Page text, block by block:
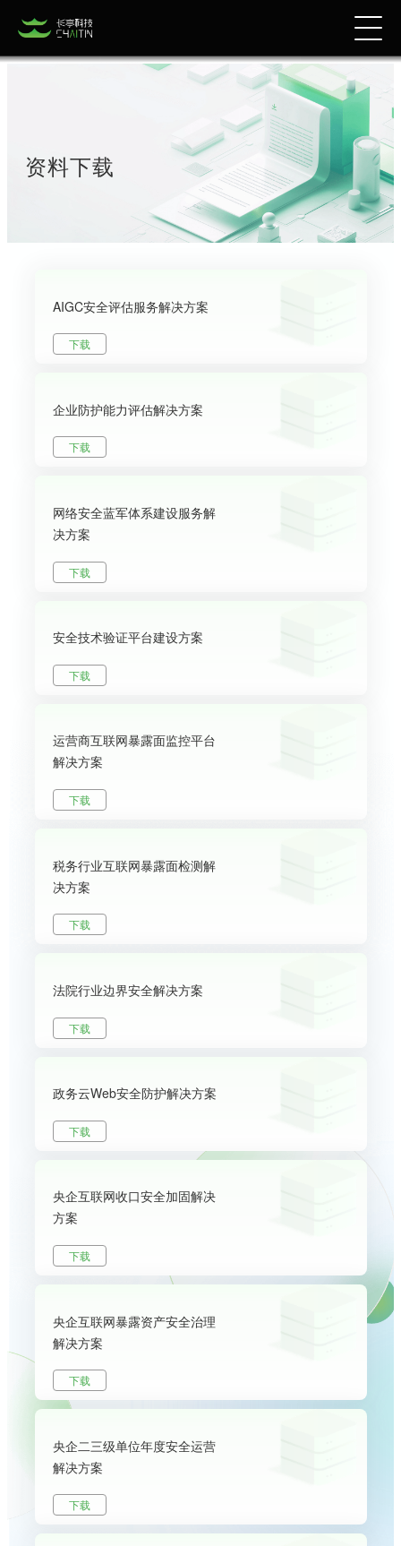
资料下载
AIGC安全评估服务解决方案
下载
企业防护能力评估解决方案
下载
网络安全蓝军体系建设服务解
决方案
下载
安全技术验证平台建设方案
下载
运营商互联网暴露面监控平台
解决方案
下载
税务行业互联网暴露面检测解
决方案
下载
法院行业边界安全解决方案
下载
政务云Web安全防护解决方案
下载
央企互联网收口安全加固解决
方案
下载
央企互联网暴露资产安全治理
解决方案
下载
央企二三级单位年度安全运营
解决方案
下载